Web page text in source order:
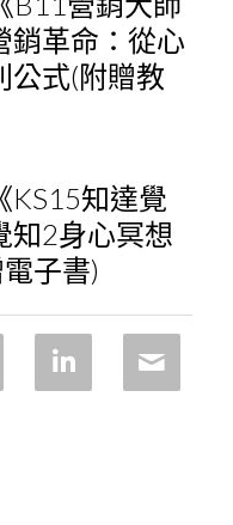
銷革命：從心
公式(附贈教
KS15知達覺
知2身心冥想
子書)